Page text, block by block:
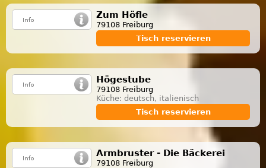
Zum Höfle
79108 Freiburg
Tisch reservieren
Högestube
79108 Freiburg
Küche: deutsch, italienisch
Tisch reservieren
Armbruster - Die Bäckerei
79108 Freiburg